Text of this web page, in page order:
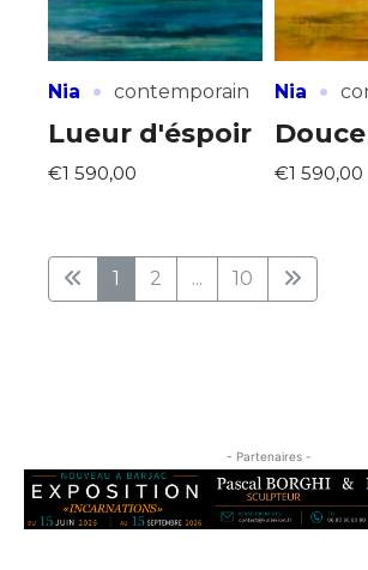
Nia · contemporain
Lueur d'éspoir
€1 590,00
Nia ·
€1 590,00
1 2 ... 10
- Partenaires -